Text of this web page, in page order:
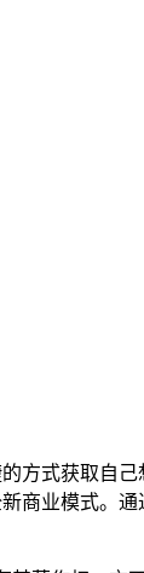
式获取自
业模式。